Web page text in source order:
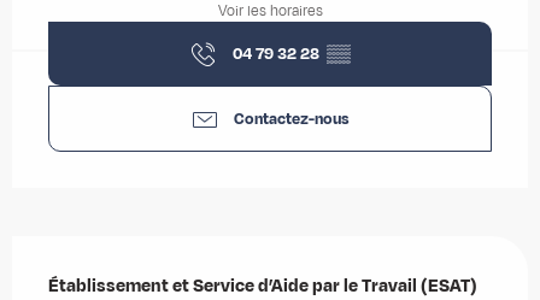
Voir les horaires
04 79 32 28 ▒▒
Contactez-nous
Établissement et Service d’Aide par le Travail (ESAT)